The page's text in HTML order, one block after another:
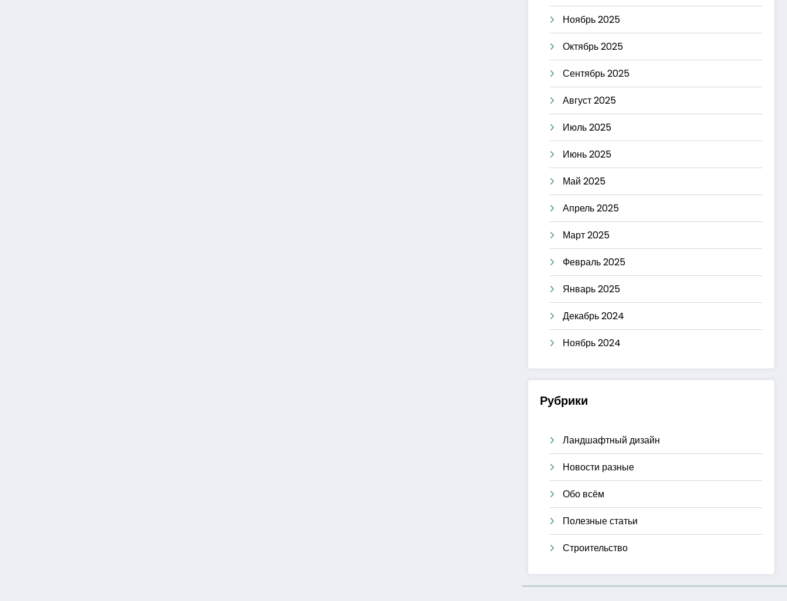
Ноябрь 2025
Октябрь 2025
Сентябрь 2025
Август 2025
Июль 2025
Июнь 2025
Май 2025
Апрель 2025
Март 2025
Февраль 2025
Январь 2025
Декабрь 2024
Ноябрь 2024
Рубрики
Ландшафтный дизайн
Новости разные
Обо всём
Полезные статьи
Строительство